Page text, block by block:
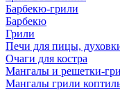
Барбекю-грили
Барбекю
Грили
Печи для пицы,
Очаги для костра
Мангалы и решетки-
Мангалы грили